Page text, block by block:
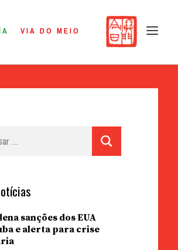
VIA DO MEIO
sanções dos EUA
e alerta para crise